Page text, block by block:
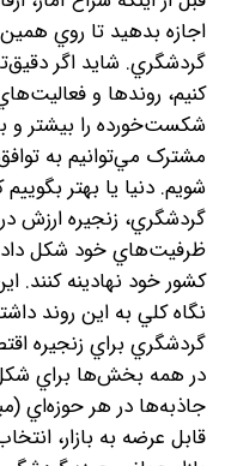
اجازه بدهيد تا روي
گردشگري. شايد اگر
کنيم، روندها و
شکست‌خورده را بيشتر و
مشترک مي‌توانيم به
شويم. دنيا يا بهتر
گردشگري، زنجيره ارزش
ظرفيت‌هاي خود شکل
کشور خود نهادينه کنند.
نگاه کلي به اين روند
گردشگري براي زنجيره
در همه بخش‌ها براي
جاذبه‌ها در هر حوزه‌اي
قابل عرضه به بازار،